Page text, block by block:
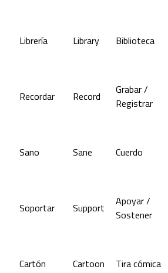
Librería Library Biblioteca
Recordar Record
Grabar /
Registrar
Sano Sane Cuerdo
Soportar Support
Apoyar /
Sostener
Cartón Cartoon Tira cómica